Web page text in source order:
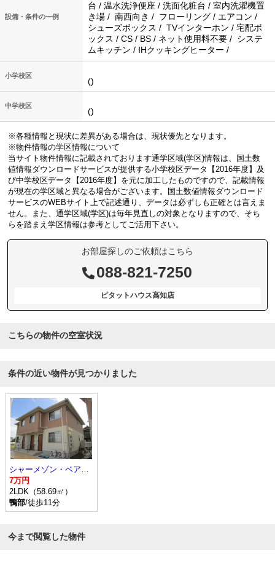
設備・条件の一例
台 / 温水洗浄便座 / 洗面化粧台 / 室内洗濯機置
き場 / 南西向き / フローリング / エアコン /
シューズボックス / TVインターホン / 宅配ボ
ックス / CS / BS / ネット使用料不要 / システ
ムキッチン / IHクッキングヒーター /
小学校区
()
中学校区
()
※各種情報と現状に差異がある場合は、現状優先となります。
※物件情報の学区情報について
当サイト物件情報に記載されております通学区域(学区)情報は、国土数
値情報ダウンロードサービスが提供する小学校区データ【2016年度】及
び中学校区データ【2016年度】を元に加工したものですので、記載情報
が現在の学区域と異なる場合がございます。国土数値情報ダウンロード
サービスのWEBサイト上で記述通り、データは必ずしも正確とは言えま
せん。また、通学区域(学区)は毎年見直しの対象となりますので、そち
らを踏まえ学区情報は参考としてご活用下さい。
お部屋探しのご依頼はこちら
088-821-7250
ピタットハウス高知店
こちらの物件の空室状況
条件の近い物件が見つかりました
シャーメゾン・ベアーレＢ棟
7万円
2LDK（58.69㎡）
鴨部/徒歩11分
今まで閲覧した物件